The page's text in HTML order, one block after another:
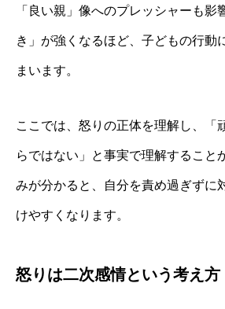
「良い親」像へのプレッシャーも影
き」が強くなるほど、子どもの行動
まいます。
ここでは、怒りの正体を理解し、「
らではない」と事実で理解すること
みが分かると、自分を責め過ぎずに
けやすくなります。
怒りは二次感情という考え方